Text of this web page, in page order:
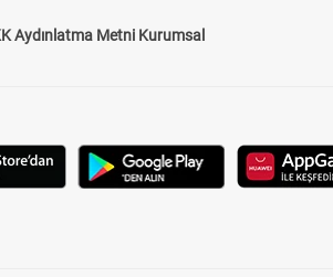
Aydınlatma Metni Kurumsal